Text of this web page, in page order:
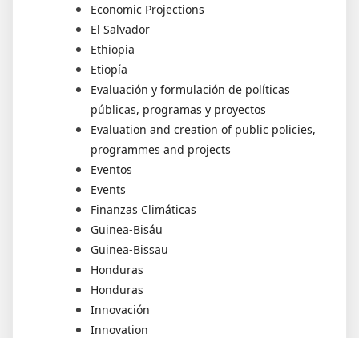
Economic Projections
El Salvador
Ethiopia
Etiopía
Evaluación y formulación de políticas
públicas, programas y proyectos
Evaluation and creation of public policies,
programmes and projects
Eventos
Events
Finanzas Climáticas
Guinea-Bisáu
Guinea-Bissau
Honduras
Honduras
Innovación
Innovation